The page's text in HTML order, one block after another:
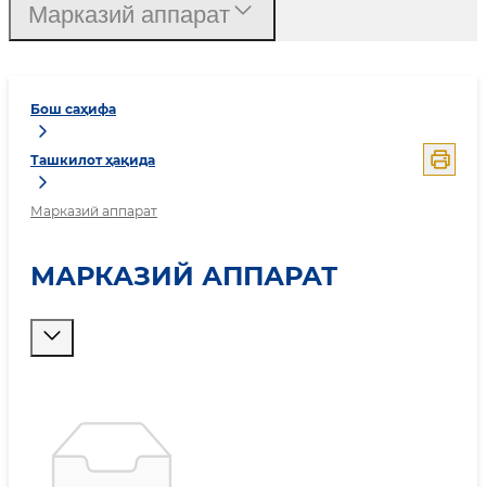
Бош саҳифа
Ташкилот ҳақида
Марказий аппарат
МАРКАЗИЙ АППАРАТ
Марказий аппарат